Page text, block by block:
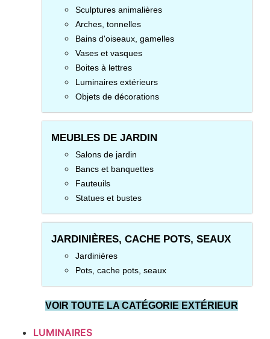
Sculptures animalières
Arches, tonnelles
Bains d'oiseaux, gamelles
Vases et vasques
Boites à lettres
Luminaires extérieurs
Objets de décorations
MEUBLES DE JARDIN
Salons de jardin
Bancs et banquettes
Fauteuils
Statues et bustes
JARDINIÈRES, CACHE POTS, SEAUX
Jardinières
Pots, cache pots, seaux
VOIR TOUTE LA CATÉGORIE EXTÉRIEUR
LUMINAIRES